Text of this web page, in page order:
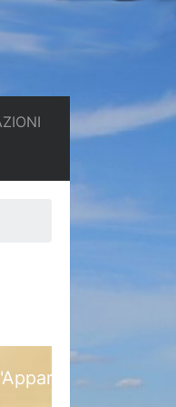
(current)